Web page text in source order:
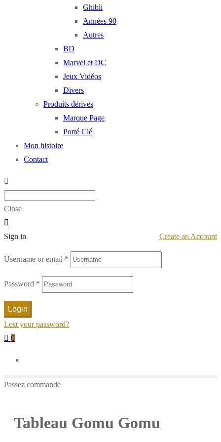
Ghibli
Années 90
Autres
BD
Marvel et DC
Jeux Vidéos
Divers
Produits dérivés
Marque Page
Porté Clé
Mon histoire
Contact
Close
Sign in Create an Account
Username or email *
Password *
Login
Lost your password?
0
Passez commande
Tableau Gomu Gomu